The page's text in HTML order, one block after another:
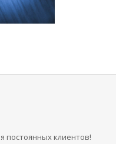
постоянных клиентов!